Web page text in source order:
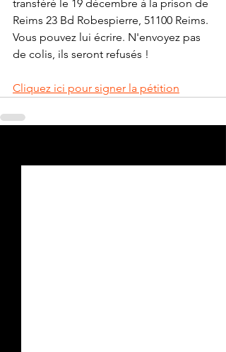
transféré le 19 décembre à la prison de
Reims 23 Bd Robespierre, 51100 Reims.
Vous pouvez lui écrire. N'envoyez pas
de colis, ils seront refusés !
Cliquez ici pour signer la pétition